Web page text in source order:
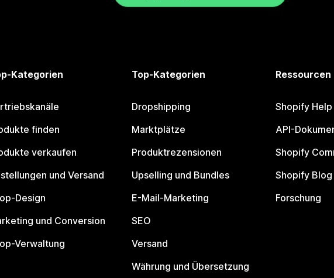
Kategorien
finden
verkaufen
und Versand
Design
und Conversion
Verwaltung
Top-Kategorien
Dropshipping
Marktplätze
Produktrezensionen
Upselling und Bundles
E-Mail-Marketing
SEO
Versand
Währung und Übersetzung
Ressourcen
Shopify
API-
Shopify
Shopify Blog
Forschung